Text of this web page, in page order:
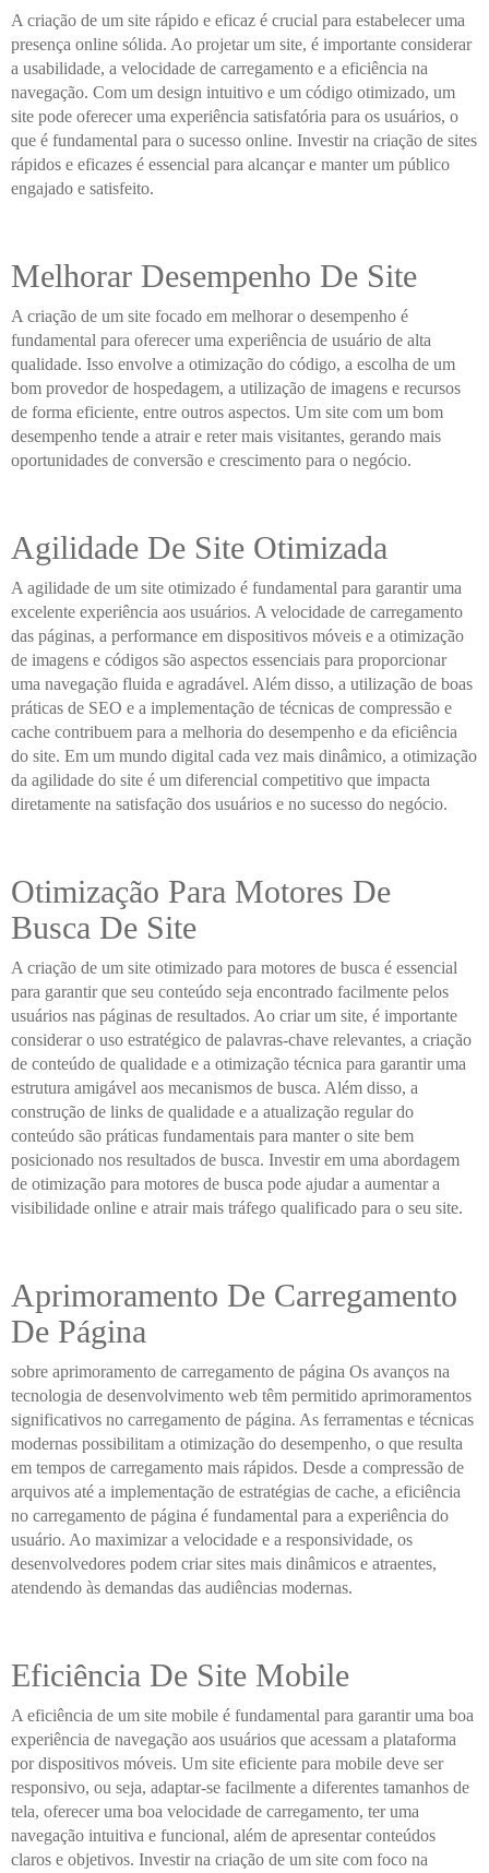
A criação de um site rápido e eficaz é crucial para estabelecer uma
presença online sólida. Ao projetar um site, é importante considerar
a usabilidade, a velocidade de carregamento e a eficiência na
navegação. Com um design intuitivo e um código otimizado, um
site pode oferecer uma experiência satisfatória para os usuários, o
que é fundamental para o sucesso online. Investir na criação de sites
rápidos e eficazes é essencial para alcançar e manter um público
engajado e satisfeito.
Melhorar Desempenho De Site
A criação de um site focado em melhorar o desempenho é
fundamental para oferecer uma experiência de usuário de alta
qualidade. Isso envolve a otimização do código, a escolha de um
bom provedor de hospedagem, a utilização de imagens e recursos
de forma eficiente, entre outros aspectos. Um site com um bom
desempenho tende a atrair e reter mais visitantes, gerando mais
oportunidades de conversão e crescimento para o negócio.
Agilidade De Site Otimizada
A agilidade de um site otimizado é fundamental para garantir uma
excelente experiência aos usuários. A velocidade de carregamento
das páginas, a performance em dispositivos móveis e a otimização
de imagens e códigos são aspectos essenciais para proporcionar
uma navegação fluida e agradável. Além disso, a utilização de boas
práticas de SEO e a implementação de técnicas de compressão e
cache contribuem para a melhoria do desempenho e da eficiência
do site. Em um mundo digital cada vez mais dinâmico, a otimização
da agilidade do site é um diferencial competitivo que impacta
diretamente na satisfação dos usuários e no sucesso do negócio.
Otimização Para Motores De
Busca De Site
A criação de um site otimizado para motores de busca é essencial
para garantir que seu conteúdo seja encontrado facilmente pelos
usuários nas páginas de resultados. Ao criar um site, é importante
considerar o uso estratégico de palavras-chave relevantes, a criação
de conteúdo de qualidade e a otimização técnica para garantir uma
estrutura amigável aos mecanismos de busca. Além disso, a
construção de links de qualidade e a atualização regular do
conteúdo são práticas fundamentais para manter o site bem
posicionado nos resultados de busca. Investir em uma abordagem
de otimização para motores de busca pode ajudar a aumentar a
visibilidade online e atrair mais tráfego qualificado para o seu site.
Aprimoramento De Carregamento
De Página
sobre aprimoramento de carregamento de página Os avanços na
tecnologia de desenvolvimento web têm permitido aprimoramentos
significativos no carregamento de página. As ferramentas e técnicas
modernas possibilitam a otimização do desempenho, o que resulta
em tempos de carregamento mais rápidos. Desde a compressão de
arquivos até a implementação de estratégias de cache, a eficiência
no carregamento de página é fundamental para a experiência do
usuário. Ao maximizar a velocidade e a responsividade, os
desenvolvedores podem criar sites mais dinâmicos e atraentes,
atendendo às demandas das audiências modernas.
Eficiência De Site Mobile
A eficiência de um site mobile é fundamental para garantir uma boa
experiência de navegação aos usuários que acessam a plataforma
por dispositivos móveis. Um site eficiente para mobile deve ser
responsivo, ou seja, adaptar-se facilmente a diferentes tamanhos de
tela, oferecer uma boa velocidade de carregamento, ter uma
navegação intuitiva e funcional, além de apresentar conteúdos
claros e objetivos. Investir na criação de um site com foco na